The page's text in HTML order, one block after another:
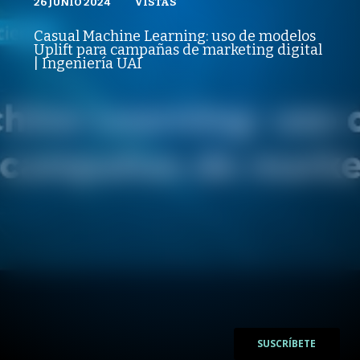
PUBLICADO
26 JUNIO 2024
REPRODUCCIONES
VISTAS
Casual Machine Learning: uso de modelos
Uplift para campañas de marketing digital
| Ingeniería UAI
SUSCRÍBETE
VISTAS